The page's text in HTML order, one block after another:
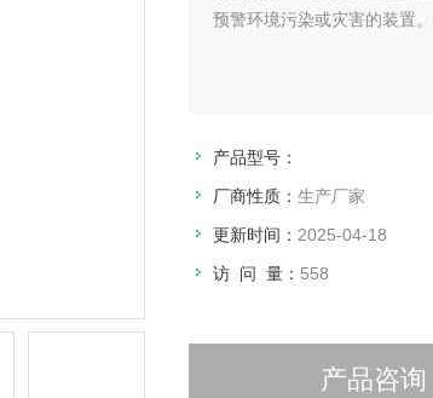
预警环境污染或灾害的装置
产品型号：
厂商性质： 生产厂家
更新时间： 2025-04-18
访 问 量： 558
产品咨询